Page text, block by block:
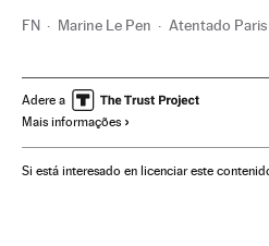
FN Marine Le Pen Atentado Paris
Xenofobia Incidentes Paris
Conflito Sunitas e Xiitas
Jihadismo Europa Ocidental
Adere a
Mais informações
Si está interesado en licenciar este